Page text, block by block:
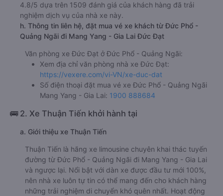
4.8/5 dựa trên 1509 đánh giá của khách hàng đã trải
nghiệm dịch vụ của nhà xe này.
h. Thông tin liên hệ, đặt mua vé xe khách từ Đức Phổ -
Quảng Ngãi đi Mang Yang - Gia Lai Đức Đạt
Văn phòng xe Đức Đạt ở Đức Phổ - Quảng Ngãi:
Xem địa chỉ văn phòng nhà xe Đức Đạt:
https://vexere.com/vi-VN/xe-duc-dat
Số điện thoại đặt mua vé xe Đức Phổ - Quảng Ngãi
Mang Yang - Gia Lai: 1900 888684
🚌 2. Xe Thuận Tiến khởi hành tại
a. Giới thiệu xe Thuận Tiến
Thuận Tiến là hãng xe limousine chuyên khai thác tuyến
đường từ Đức Phổ - Quảng Ngãi đi Mang Yang - Gia Lai
và ngược lại. Nổi bật với dàn xe được đầu tư mới 100%,
nên nhà xe luôn tự tin có thể mang đến cho khách hàng
những trải nghiệm di chuyển khó quên nhất. Hoạt động